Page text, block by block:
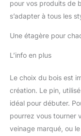
pour vos produits de
s’adapter à tous les
Une étagère pour
L’info en plus
Le choix du bois est
création. Le pin,
idéal pour débuter.
pourrez vous tourner
veinage marqué, ou